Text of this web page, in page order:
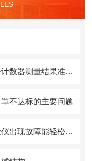
正确的操作方法可确保尘埃粒子计数器测量结果准确性
不达标的主要问题
学会了这些，当二次元影像测量仪出现故障能轻松解决